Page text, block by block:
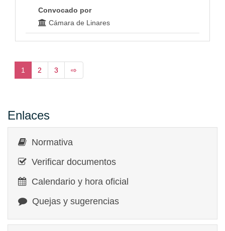
Convocado por
Cámara de Linares
1 2 3 ⇨
Enlaces
Normativa
Verificar documentos
Calendario y hora oficial
Quejas y sugerencias